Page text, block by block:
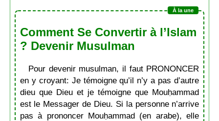
Comment Se Convertir à l’Islam
? Devenir Musulman
Pour devenir musulman, il faut PRONONCER
en y croyant: Je témoigne qu’il n’y a pas d’autre
dieu que Dieu et je témoigne que Mouḥammad
est le Messager de Dieu. Si la personne n’arrive
pas à prononcer Mouḥammad (en arabe), elle